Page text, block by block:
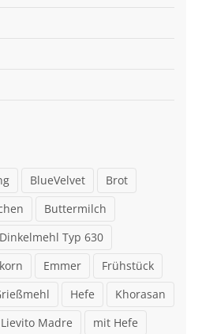
BlueVelvet
Brot
Buttermilch
Dinkelmehl Typ 630
Emmer
Frühstück
Hefe
Khorasan
Lievito Madre mit Hefe